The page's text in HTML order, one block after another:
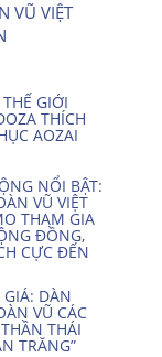
VŨ VIỆT
GIỚI
THÍCH
AOZAI
NỔI BẬT:
VŨ VIỆT
THAM GIA
ĐỒNG,
CỰC ĐẾN
DÀN
VŨ CÁC
THÁI
TRĂNG”